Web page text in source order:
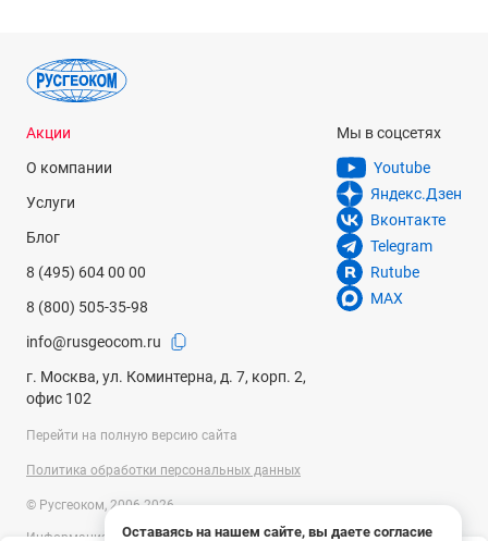
Оставаясь на нашем сайте, вы даете согласие
Акции
О компании
Услуги
Блог
8 (495) 604 00 00
8 (800) 505-35-98
info@rusgeocom.ru
г. Москва, ул. Коминтерна, д. 7, корп. 2,
офис 102
Мы в соцсетях
Youtube
Яндекс.Дзен
Вконтакте
Telegram
Rutube
MAX
Перейти на полную версию сайта
Политика обработки персональных данных
© Русгеоком, 2006-2026
Информация на сайте носит справочный характер и не является